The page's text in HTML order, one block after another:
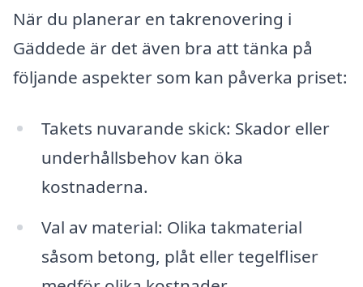
När du planerar en takrenovering i
Gäddede är det även bra att tänka på
följande aspekter som kan påverka priset:
Takets nuvarande skick: Skador eller
underhållsbehov kan öka
kostnaderna.
Val av material: Olika takmaterial
såsom betong, plåt eller tegelfliser